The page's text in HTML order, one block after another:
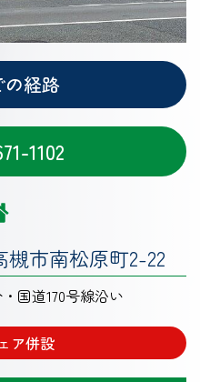
経路
1102
槻市南松原町2-22
国道170号線沿い
ア併設